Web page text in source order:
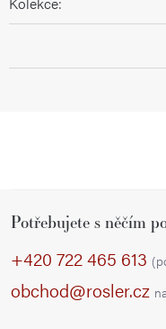
Potřebujete s něčím
+420 722 465 613
obchod@rosler.cz